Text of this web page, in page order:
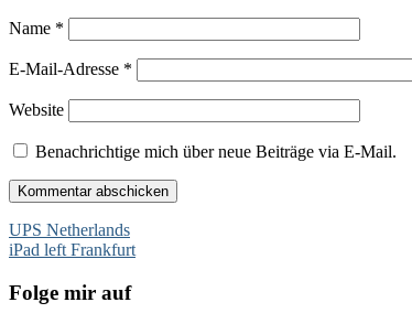
Name *
E-Mail-Adresse *
Website
Benachrichtige mich über neue Beiträge via E-Mail.
Beitragsnavigation
UPS Netherlands
iPad left Frankfurt
Folge mir auf